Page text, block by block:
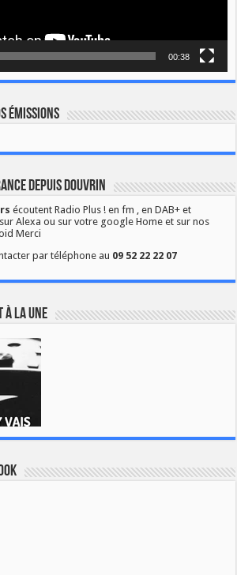
00:38
émissions
depuis Douvrin
écoutent Radio Plus ! en fm , en DAB+ et
Alexa ou sur votre google Home et sur nos
Merci
par téléphone au 09 52 22 22 07
à la une